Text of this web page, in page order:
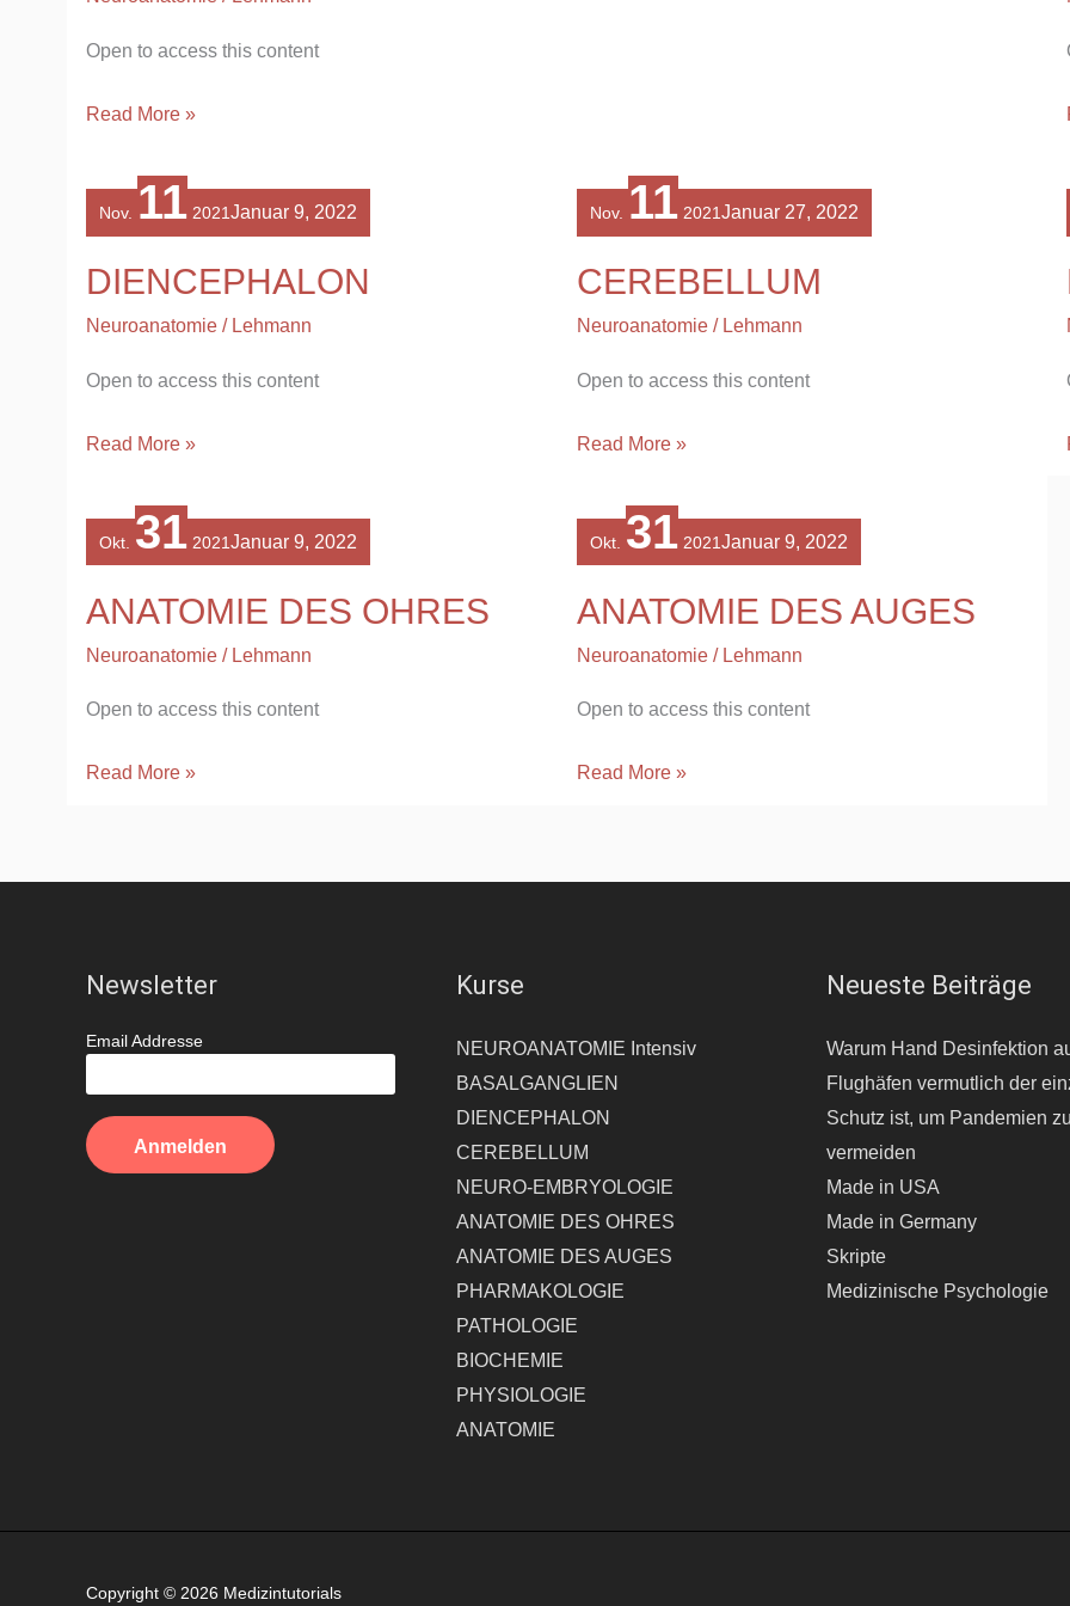
Open to access this content
Read More »
Nov. 11 2021Januar 9, 2022
DIENCEPHALON
Neuroanatomie / Lehmann
Open to access this content
Read More »
Nov. 11 2021Januar 27, 2022
CEREBELLUM
Neuroanatomie/ Lehmann
Open to access this content
Read More »
Okt. 31 2021Januar 9, 2022
ANATOMIE DES OHRES
Neuroanatomie / Lehmann
Open to access this content
OHRES
Read More »
Okt. 31 2021Januar 9, 2022
ANATOMIE DES AUGES
Neuroanatomie/ Lehmann
Open to access this content
AUGES
Read More »
Newsletter
Email Addresse
Kurse
NEUROANATOMIE Intensiv
BASALGANGLIEN
DIENCEPHALON
CEREBELLUM
NEURO-EMBRYOLOGIE
ANATOMIE DES OHRES
ANATOMIE DES AUGES
PHARMAKOLOGIE
PATHOLOGIE
BIOCHEMIE
PHYSIOLOGIE
ANATOMIE
Neueste Beiträge
Warum Hand Desinfektion
Flughäfen vermutlich der
Schutz ist, um Pandemien
vermeiden
Made in USA
Made in Germany
Skripte
Medizinische Psychologie
Copyright © 2026 Medizintutorials